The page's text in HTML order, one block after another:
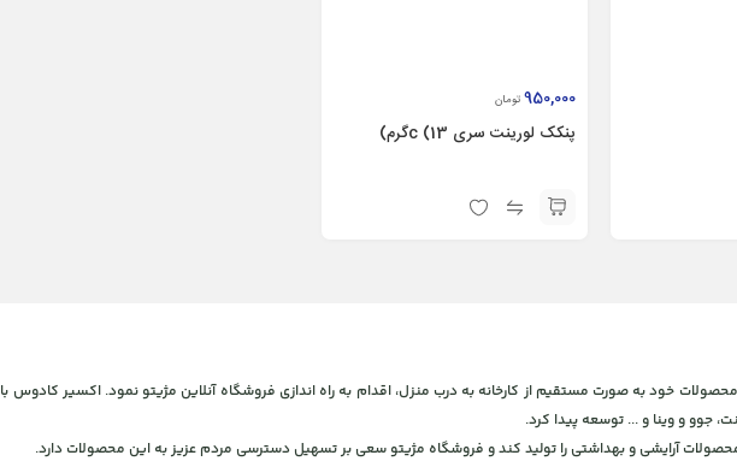
950,000 تومان
پنکک لورینت سری c (13گرم)
و بهداشتی، برای ارائه محصولات خود به صورت مستقیم از کارخانه به درب منزل، اقدام به راه اندازی فروشگاه آنلاین مژیتو نمود. اکسیر کادوس با
جوو و وینا و ... توسعه پیدا کرد.
آرایشی و بهداشتی را تولید کند و فروشگاه مژیتو سعی بر تسهیل دسترسی مردم عزیز به این محصولات دارد.